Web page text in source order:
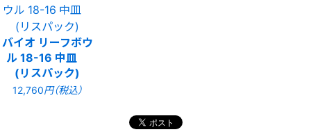
バイオ リーフボウ
ル 18-16 中皿
(リスパック)
12,760円（税込）